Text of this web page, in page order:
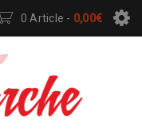
0 Article - 0,00€